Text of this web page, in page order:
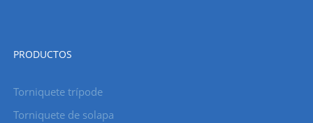
PRODUCTOS
Torniquete trípode
Torniquete de solapa